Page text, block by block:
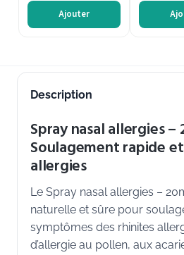
Ajouter
Description
Spray nasal allergies –
Soulagement rapide
allergies
Le Spray nasal allergies –
naturelle et sûre pour
symptômes des rhinites
d’allergie au pollen, aux